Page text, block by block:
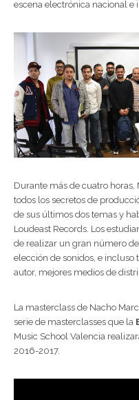
escena electrónica nacional e
Durante más de cuatro
todos los secretos de
de sus últimos dos temas y
Loudeast Records. Los
de realizar un gran número
elección de sonidos, e
autor, mejores medios de
La masterclass de Nacho
serie de masterclasses que la
Music School Valencia
2016-2017.